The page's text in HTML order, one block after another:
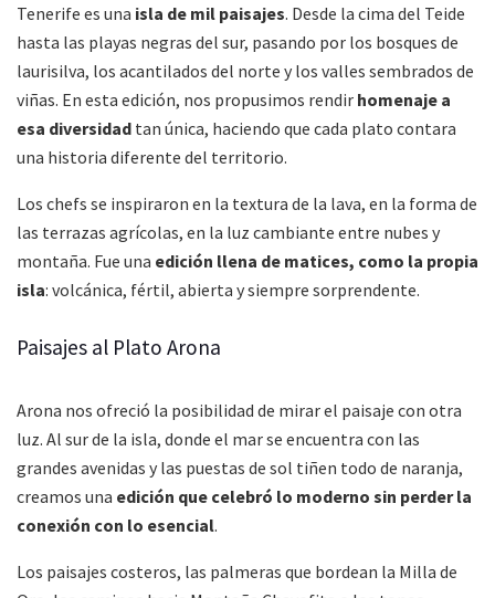
Tenerife es una isla de mil paisajes. Desde la cima del Teide
hasta las playas negras del sur, pasando por los bosques de
laurisilva, los acantilados del norte y los valles sembrados de
viñas. En esta edición, nos propusimos rendir homenaje a
esa diversidad tan única, haciendo que cada plato contara
una historia diferente del territorio.
Los chefs se inspiraron en la textura de la lava, en la forma de
las terrazas agrícolas, en la luz cambiante entre nubes y
montaña. Fue una edición llena de matices, como la propia
isla: volcánica, fértil, abierta y siempre sorprendente.
Paisajes al Plato Arona
Arona nos ofreció la posibilidad de mirar el paisaje con otra
luz. Al sur de la isla, donde el mar se encuentra con las
grandes avenidas y las puestas de sol tiñen todo de naranja,
creamos una edición que celebró lo moderno sin perder la
conexión con lo esencial.
Los paisajes costeros, las palmeras que bordean la Milla de